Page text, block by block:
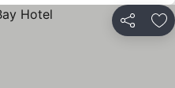
Partilhar